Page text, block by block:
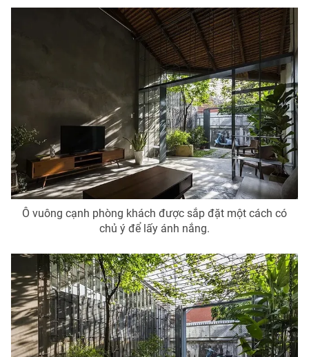
thông tin từ website này.
Ô vuông cạnh phòng khách được sắp đặt một cách có
chủ ý để lấy ánh nắng.